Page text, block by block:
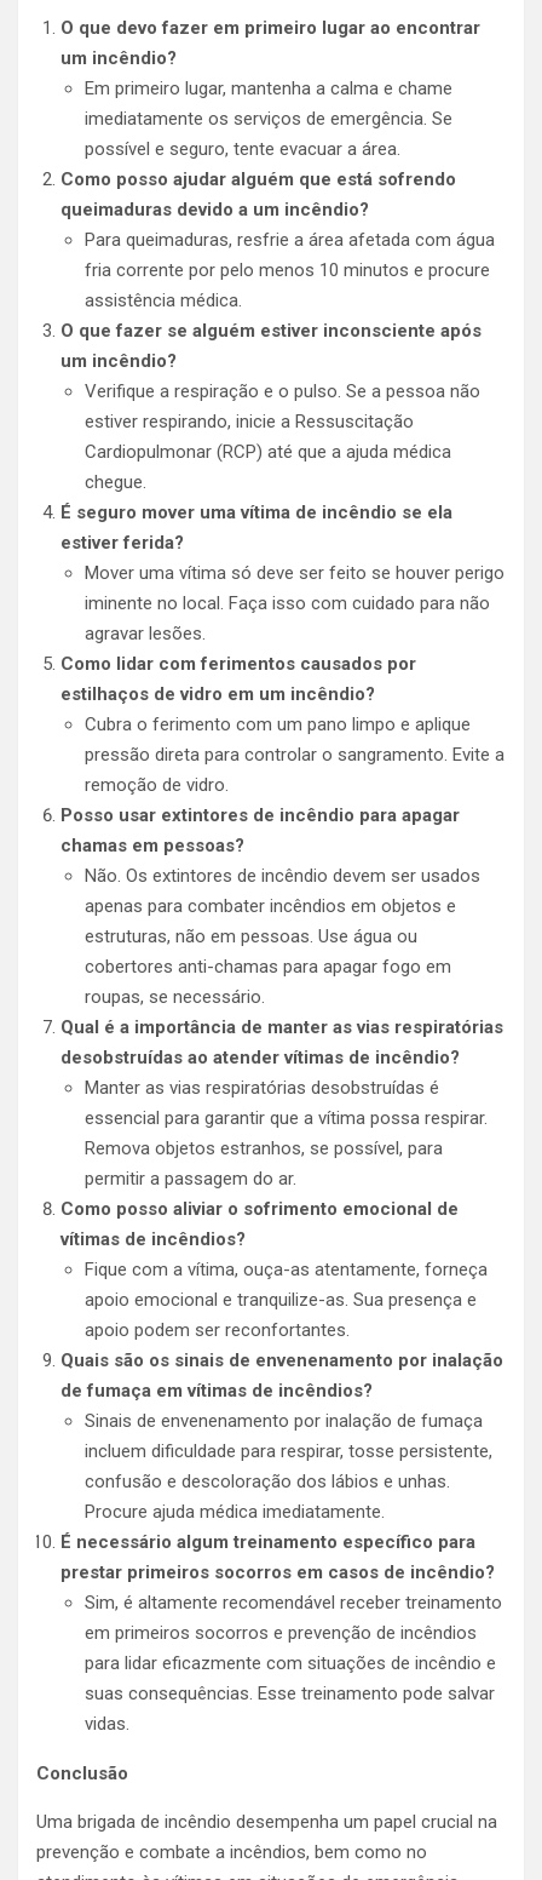
O que devo fazer em primeiro lugar ao encontrar
um incêndio?
Em primeiro lugar, mantenha a calma e chame
imediatamente os serviços de emergência. Se
possível e seguro, tente evacuar a área.
Como posso ajudar alguém que está sofrendo
queimaduras devido a um incêndio?
Para queimaduras, resfrie a área afetada com água
fria corrente por pelo menos 10 minutos e procure
assistência médica.
O que fazer se alguém estiver inconsciente após
um incêndio?
Verifique a respiração e o pulso. Se a pessoa não
estiver respirando, inicie a Ressuscitação
Cardiopulmonar (RCP) até que a ajuda médica
chegue.
É seguro mover uma vítima de incêndio se ela
estiver ferida?
Mover uma vítima só deve ser feito se houver perigo
iminente no local. Faça isso com cuidado para não
agravar lesões.
Como lidar com ferimentos causados por
estilhaços de vidro em um incêndio?
Cubra o ferimento com um pano limpo e aplique
pressão direta para controlar o sangramento. Evite a
remoção de vidro.
Posso usar extintores de incêndio para apagar
chamas em pessoas?
Não. Os extintores de incêndio devem ser usados
apenas para combater incêndios em objetos e
estruturas, não em pessoas. Use água ou
cobertores anti-chamas para apagar fogo em
roupas, se necessário.
Qual é a importância de manter as vias respiratórias
desobstruídas ao atender vítimas de incêndio?
Manter as vias respiratórias desobstruídas é
essencial para garantir que a vítima possa respirar.
Remova objetos estranhos, se possível, para
permitir a passagem do ar.
Como posso aliviar o sofrimento emocional de
vítimas de incêndios?
Fique com a vítima, ouça-as atentamente, forneça
apoio emocional e tranquilize-as. Sua presença e
apoio podem ser reconfortantes.
Quais são os sinais de envenenamento por inalação
de fumaça em vítimas de incêndios?
Sinais de envenenamento por inalação de fumaça
incluem dificuldade para respirar, tosse persistente,
confusão e descoloração dos lábios e unhas.
Procure ajuda médica imediatamente.
É necessário algum treinamento específico para
prestar primeiros socorros em casos de incêndio?
Sim, é altamente recomendável receber treinamento
em primeiros socorros e prevenção de incêndios
para lidar eficazmente com situações de incêndio e
suas consequências. Esse treinamento pode salvar
vidas.
Conclusão
Uma brigada de incêndio desempenha um papel crucial na
prevenção e combate a incêndios, bem como no